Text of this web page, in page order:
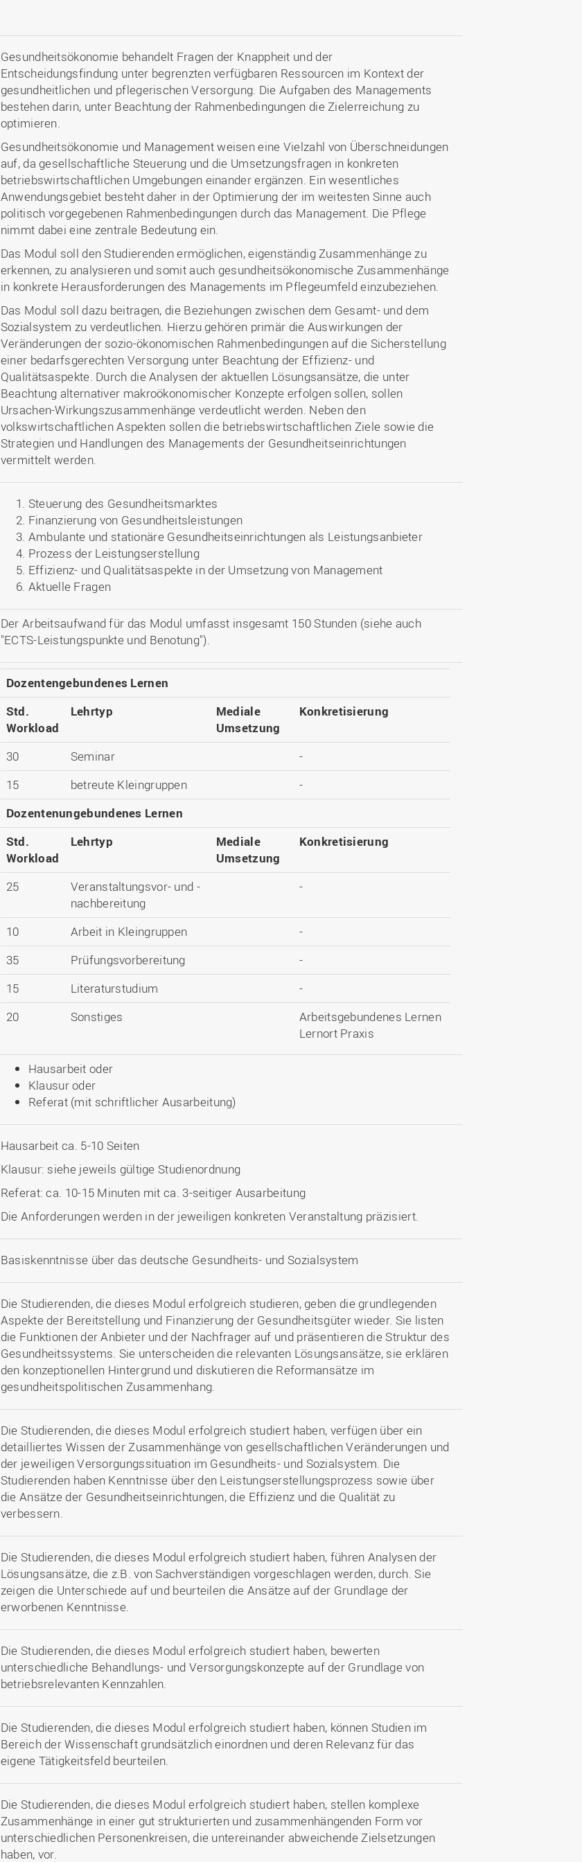
Gesundheitsökonomie behandelt Fragen der Knappheit und der
Entscheidungsfindung unter begrenzten verfügbaren Ressourcen im Kontext der
gesundheitlichen und pflegerischen Versorgung. Die Aufgaben des Managements
bestehen darin, unter Beachtung der Rahmenbedingungen die Zielerreichung zu
optimieren.
Gesundheitsökonomie und Management weisen eine Vielzahl von Überschneidungen
auf, da gesellschaftliche Steuerung und die Umsetzungsfragen in konkreten
betriebswirtschaftlichen Umgebungen einander ergänzen. Ein wesentliches
Anwendungsgebiet besteht daher in der Optimierung der im weitesten Sinne auch
politisch vorgegebenen Rahmenbedingungen durch das Management. Die Pflege
nimmt dabei eine zentrale Bedeutung ein.
Das Modul soll den Studierenden ermöglichen, eigenständig Zusammenhänge zu
erkennen, zu analysieren und somit auch gesundheitsökonomische Zusammenhänge
in konkrete Herausforderungen des Managements im Pflegeumfeld einzubeziehen.
Das Modul soll dazu beitragen, die Beziehungen zwischen dem Gesamt- und dem
Sozialsystem zu verdeutlichen. Hierzu gehören primär die Auswirkungen der
Veränderungen der sozio-ökonomischen Rahmenbedingungen auf die Sicherstellung
einer bedarfsgerechten Versorgung unter Beachtung der Effizienz- und
Qualitätsaspekte. Durch die Analysen der aktuellen Lösungsansätze, die unter
Beachtung alternativer makroökonomischer Konzepte erfolgen sollen, sollen
Ursachen-Wirkungszusammenhänge verdeutlicht werden. Neben den
volkswirtschaftlichen Aspekten sollen die betriebswirtschaftlichen Ziele sowie die
Strategien und Handlungen des Managements der Gesundheitseinrichtungen
vermittelt werden.
Steuerung des Gesundheitsmarktes
Finanzierung von Gesundheitsleistungen
Ambulante und stationäre Gesundheitseinrichtungen als Leistungsanbieter
Prozess der Leistungserstellung
Effizienz- und Qualitätsaspekte in der Umsetzung von Management
Aktuelle Fragen
Der Arbeitsaufwand für das Modul umfasst insgesamt 150 Stunden (siehe auch
"ECTS-Leistungspunkte und Benotung").
Dozentengebundenes Lernen
Std.
Workload
Lehrtyp
Mediale
Umsetzung
Konkretisierung
30 Seminar
-
15
betreute Kleingruppen
-
Dozentenungebundenes Lernen
Std.
Workload
Lehrtyp
Mediale
Umsetzung
Konkretisierung
25
Veranstaltungsvor- und -
nachbereitung
-
10 Arbeit in Kleingruppen
-
35
Prüfungsvorbereitung
-
15
Literaturstudium
-
20
Sonstiges
Arbeitsgebundenes Lernen
Lernort Praxis
Hausarbeit oder
Klausur oder
Referat (mit schriftlicher Ausarbeitung)
Hausarbeit ca. 5-10 Seiten
Klausur: siehe jeweils gültige Studienordnung
Referat: ca. 10-15 Minuten mit ca. 3-seitiger Ausarbeitung
Die Anforderungen werden in der jeweiligen konkreten Veranstaltung präzisiert.
Basiskenntnisse über das deutsche Gesundheits- und Sozialsystem
Die Studierenden, die dieses Modul erfolgreich studieren, geben die grundlegenden
Aspekte der Bereitstellung und Finanzierung der Gesundheitsgüter wieder. Sie listen
die Funktionen der Anbieter und der Nachfrager auf und präsentieren die Struktur des
Gesundheitssystems. Sie unterscheiden die relevanten Lösungsansätze, sie erklären
den konzeptionellen Hintergrund und diskutieren die Reformansätze im
gesundheitspolitischen Zusammenhang.
Die Studierenden, die dieses Modul erfolgreich studiert haben, verfügen über ein
detailliertes Wissen der Zusammenhänge von gesellschaftlichen Veränderungen und
der jeweiligen Versorgungssituation im Gesundheits- und Sozialsystem. Die
Studierenden haben Kenntnisse über den Leistungserstellungsprozess sowie über
die Ansätze der Gesundheitseinrichtungen, die Effizienz und die Qualität zu
verbessern.
Die Studierenden, die dieses Modul erfolgreich studiert haben, führen Analysen der
Lösungsansätze, die z.B. von Sachverständigen vorgeschlagen werden, durch. Sie
zeigen die Unterschiede auf und beurteilen die Ansätze auf der Grundlage der
erworbenen Kenntnisse.
Die Studierenden, die dieses Modul erfolgreich studiert haben, bewerten
unterschiedliche Behandlungs- und Versorgungskonzepte auf der Grundlage von
betriebsrelevanten Kennzahlen.
Die Studierenden, die dieses Modul erfolgreich studiert haben, können Studien im
Bereich der Wissenschaft grundsätzlich einordnen und deren Relevanz für das
eigene Tätigkeitsfeld beurteilen.
Die Studierenden, die dieses Modul erfolgreich studiert haben, stellen komplexe
Zusammenhänge in einer gut strukturierten und zusammenhängenden Form vor
unterschiedlichen Personenkreisen, die untereinander abweichende Zielsetzungen
haben, vor.